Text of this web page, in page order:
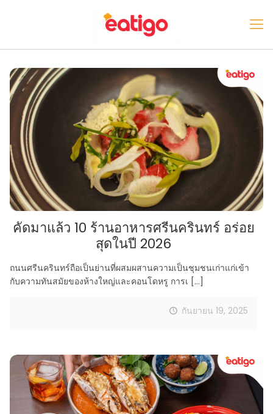
คัดมาแล้ว 10 ร้านอาหารศรีนครินทร์ อร่อย
สุดในปี 2026
ถนนศรีนครินทร์ถือเป็นย่านที่ผสมผสานความเป็นชุมชนเก่าแก่เข้า
กับความทันสมัยของห้างใหญ่และคอนโดหรู การเ […]
กันยายน 19, 2025